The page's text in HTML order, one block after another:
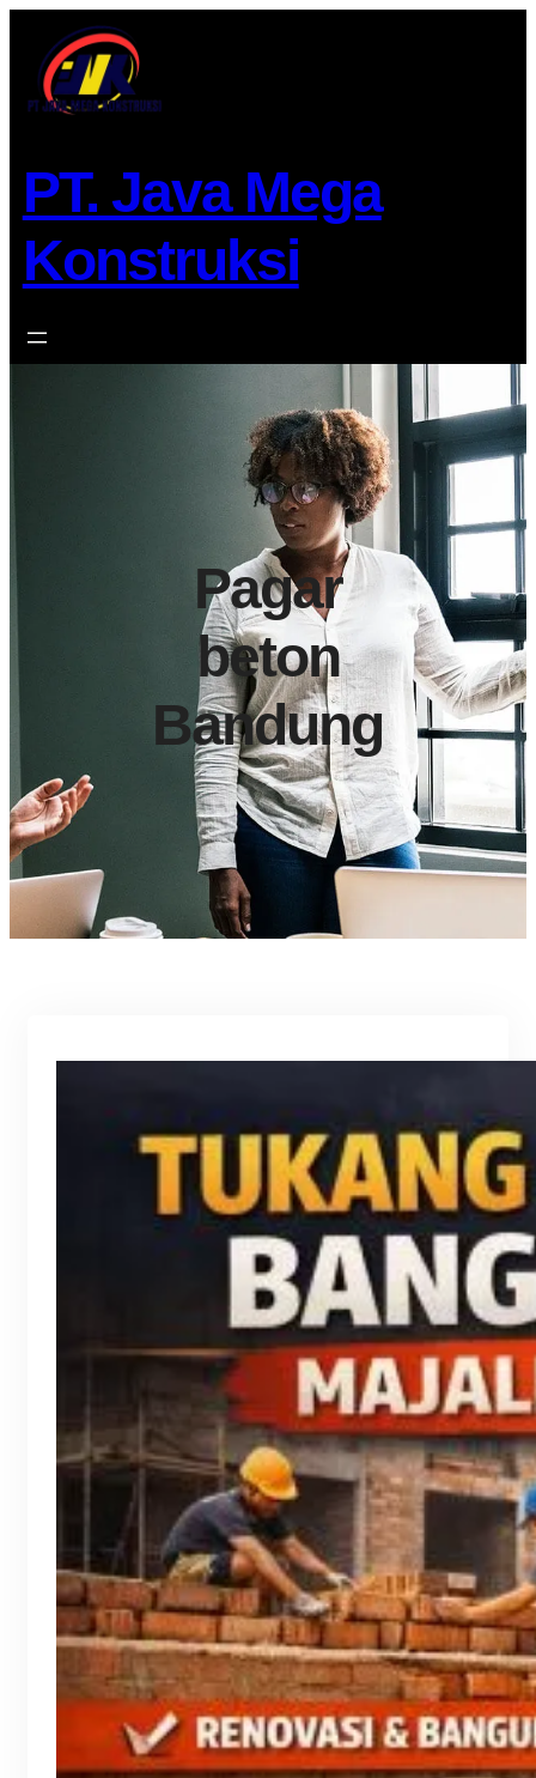
konten
PT. Java Mega
Konstruksi
Pagar
beton
Bandung